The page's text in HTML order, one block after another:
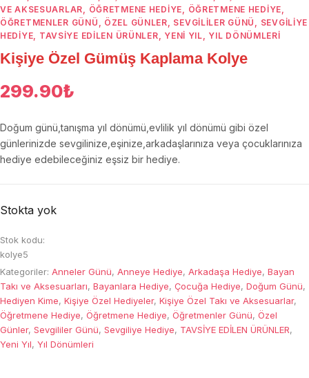
Öğrenci Motivasyon Hediyeleri
Yaka Rozeti
VE AKSESUARLAR, ÖĞRETMENE HEDIYE, ÖĞRETMENE HEDIYE,
ÖĞRETMENLER GÜNÜ , ÖZEL GÜNLER, SEVGILILER GÜNÜ , SEVGILIYE
HEDIYE, TAVSİYE EDİLEN ÜRÜNLER, YENI YIL, YIL DÖNÜMLERI
Kişiye Özel Gümüş Kaplama Kolye
299.90₺
Doğum günü,tanışma yıl dönümü,evlilik yıl dönümü gibi özel
günlerinizde sevgilinize,eşinize,arkadaşlarınıza veya çocuklarınıza
hediye edebileceğiniz eşsiz bir hediye.
Stokta yok
Stok kodu:
kolye5
Kategoriler: Anneler Günü, Anneye Hediye, Arkadaşa Hediye, Bayan
Takı ve Aksesuarları, Bayanlara Hediye, Çocuğa Hediye, Doğum Günü,
Hediyen Kime, Kişiye Özel Hediyeler, Kişiye Özel Takı ve Aksesuarlar,
Öğretmene Hediye, Öğretmene Hediye, Öğretmenler Günü, Özel
Günler, Sevgililer Günü, Sevgiliye Hediye, TAVSİYE EDİLEN ÜRÜNLER,
Yeni Yıl, Yıl Dönümleri